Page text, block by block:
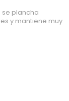
se plancha
y mantiene muy